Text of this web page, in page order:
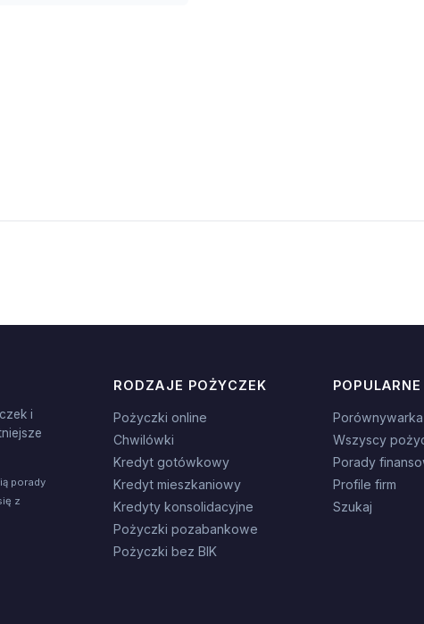
i
porady
z
RODZAJE POŻYCZEK
Pożyczki online
Chwilówki
Kredyt gotówkowy
Kredyt mieszkaniowy
Kredyty konsolidacyjne
Pożyczki pozabankowe
Pożyczki bez BIK
Wszyscy
Porady
Profile firm
Szukaj